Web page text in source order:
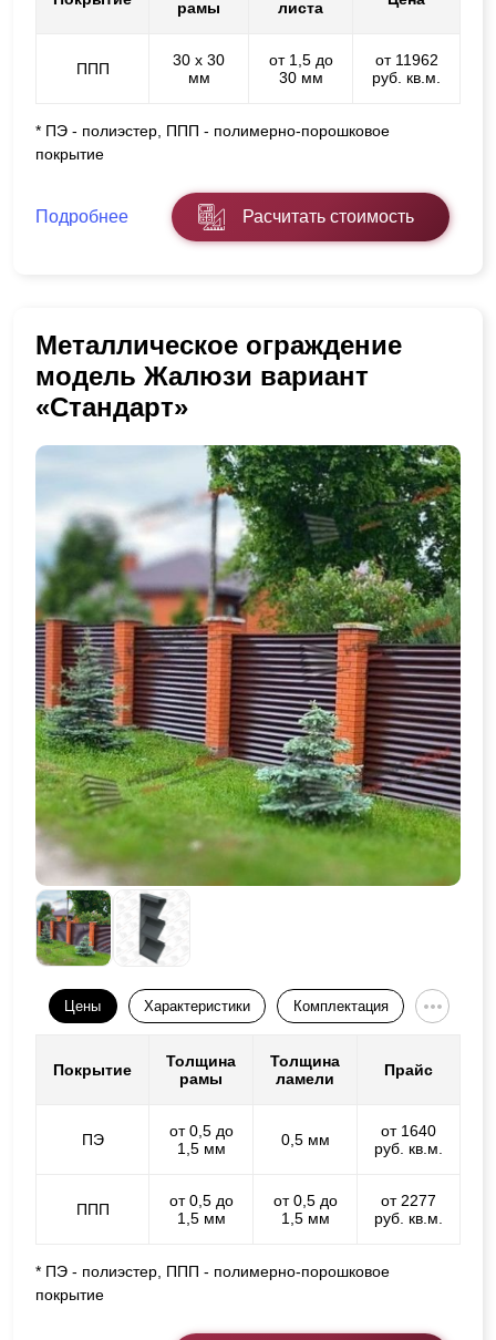
рамы
листа
ППП
30 х 30
мм
от 1,5 до
30 мм
от 11962
руб. кв.м.
* ПЭ - полиэстер, ППП - полимерно-порошковое
покрытие
Подробнее Расчитать стоимость
Металлическое ограждение
модель Жалюзи вариант
«Стандарт»
Цены Характеристики Комплектация
Покрытие
Толщина
рамы
Толщина
ламели
Прайс
ПЭ
от 0,5 до
1,5 мм
0,5 мм
от 1640
руб. кв.м.
ППП
от 0,5 до
1,5 мм
от 0,5 до
1,5 мм
от 2277
руб. кв.м.
* ПЭ - полиэстер, ППП - полимерно-порошковое
покрытие